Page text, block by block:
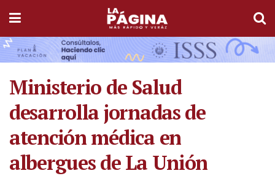
Ministerio de Salud
desarrolla jornadas de
atención médica en
albergues de La Unión